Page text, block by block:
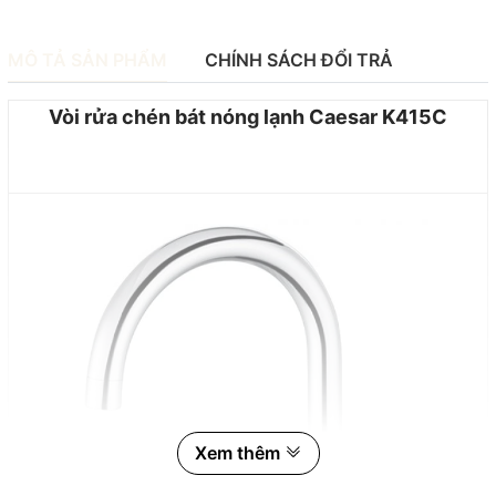
CHÍNH SÁCH ĐỔI TRẢ
Vòi rửa chén bát nóng lạnh Caesar K415C
Xem thêm